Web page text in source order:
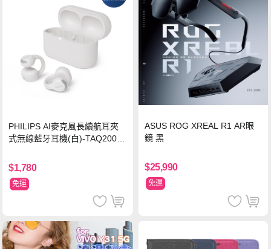
PHILIPS AI麥克風長續航耳夾
式無線藍牙耳機(白)-TAQ2000
$1,780
免運
ASUS ROG XREAL R1 AR眼
鏡 黑
$25,990
免運